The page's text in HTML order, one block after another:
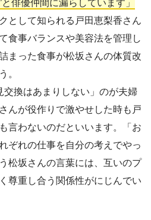
俳優仲間に漏らしています」
として知られる戸田恵梨香さん
食事バランスや美容法を管理し
まった食事が松坂さんの体質改
。
交換はあまりしない」のが夫婦
んが役作りで激やせした時も戸
言わないのだといいます。「お
ぞれの仕事を自分の考えでやっ
松坂さんの言葉には、互いのプ
尊重し合う関係性がにじんでい